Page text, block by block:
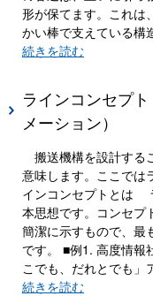
形が保てます。これは
かい棒で支えている構
続きを読む
ラインコンセプ
メーション）
搬送機構を設計する
意味します。ここでは
インコンセプトとは
本思想です。コンセプ
簡潔に示すもので、最
です。 ■例1. 高度情
こでも、だれとでも」
続きを読む